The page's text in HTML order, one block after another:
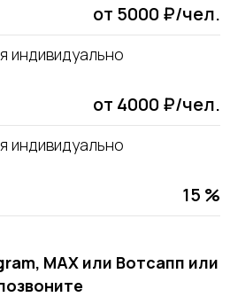
от 5000 ₽/чел.
индивидуально
от 4000 ₽/чел.
индивидуально
15 %
MAX или Вотсапп или